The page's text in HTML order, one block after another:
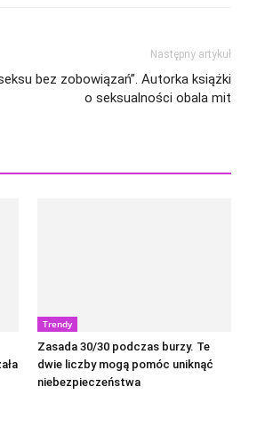
Następny artykuł
bez zobowiązań”. Autorka książki
o seksualności obala mit
Trendy
Zasada 30/30 podczas burzy. Te
dwie liczby mogą pomóc uniknąć
niebezpieczeństwa